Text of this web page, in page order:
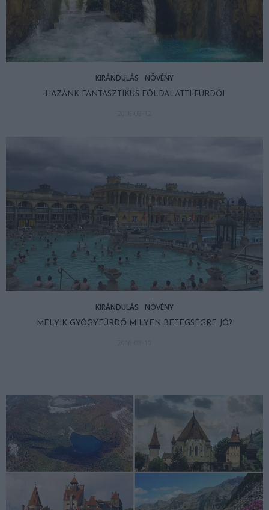
KIRÁNDULÁS NÖVÉNY
HAZÁNK FANTASZTIKUS FÖLDALATTI FÜRDŐI
KIRÁNDULÁS NÖVÉNY
MELYIK GYÓGYFÜRDŐ MILYEN BETEGSÉGRE JÓ?